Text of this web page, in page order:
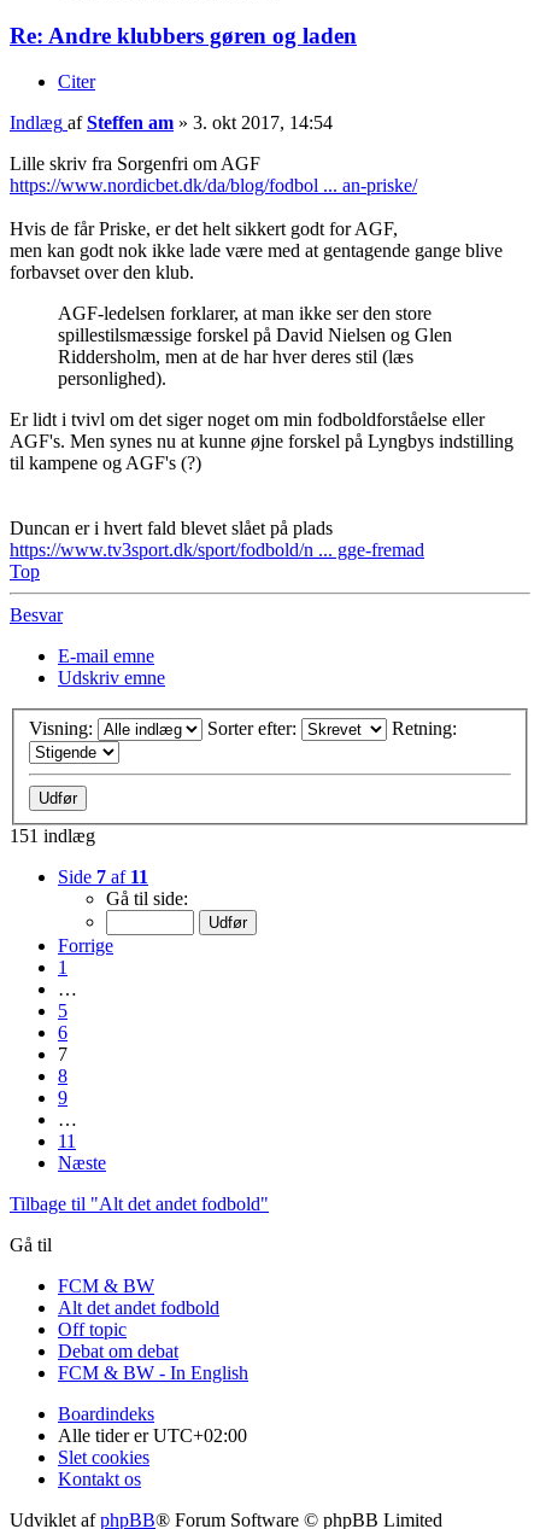
Re: Andre klubbers gøren og laden
Citer
Indlæg afSteffen am » 3. okt 2017, 14:54
Lille skriv fra Sorgenfri om AGF
https://www.nordicbet.dk/da/blog/fodbol ... an-priske/
Hvis de får Priske, er det helt sikkert godt for AGF,
men kan godt nok ikke lade være med at gentagende gange blive
forbavset over den klub.
AGF-ledelsen forklarer, at man ikke ser den store
spillestilsmæssige forskel på David Nielsen og Glen
Riddersholm, men at de har hver deres stil (læs
personlighed).
Er lidt i tvivl om det siger noget om min fodboldforståelse eller
AGF's. Men synes nu at kunne øjne forskel på Lyngbys indstilling
til kampene og AGF's (?)
Duncan er i hvert fald blevet slået på plads
https://www.tv3sport.dk/sport/fodbold/n ... gge-fremad
Top
Besvar
E-mail emne
Udskriv emne
Visning: Sorter efter: Retning:
151 indlæg
Side 7 af 11
Gå til side:
Forrige
1
…
5
6
7
8
9
…
11
Næste
Tilbage til "Alt det andet fodbold"
Gå til
FCM & BW
Alt det andet fodbold
Off topic
Debat om debat
FCM & BW - In English
Boardindeks
Alle tider erUTC+02:00
Slet cookies
Kontakt os
Udviklet afphpBB® Forum Software © phpBB Limited